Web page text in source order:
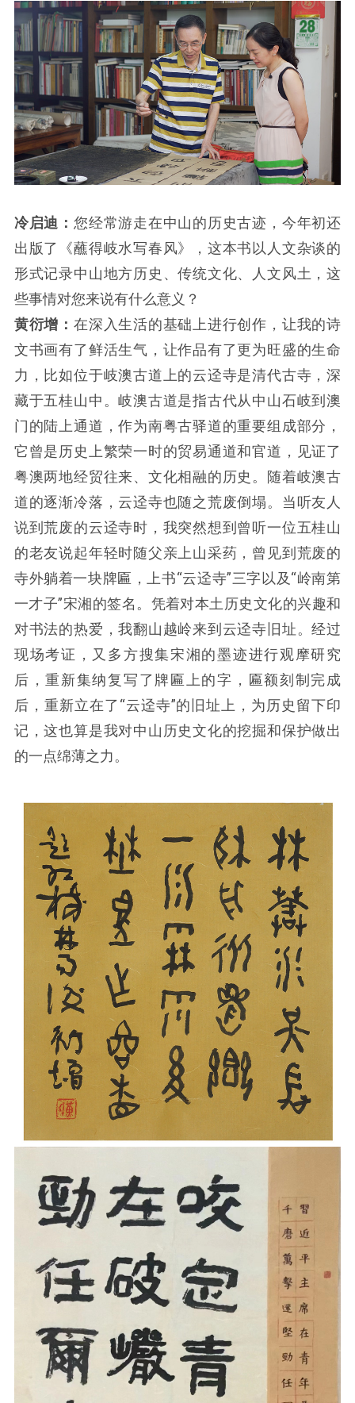
冷启迪： 您经常游走在中山的历史古迹，今年初还
出版了《蘸得岐水写春风》，这本书以人文杂谈的
形式记录中山地方历史、传统文化、人文风土，这
些事情对您来说有什么意义？
黄衍增： 在深入生活的基础上进行创作，让我的诗
文书画有了鲜活生气，让作品有了更为旺盛的生命
力，比如位于岐澳古道上的云迳寺是清代古寺，深
藏于五桂山中。岐澳古道是指古代从中山石岐到澳
门的陆上通道，作为南粤古驿道的重要组成部分，
它曾是历史上繁荣一时的贸易通道和官道，见证了
粤澳两地经贸往来、文化相融的历史。随着岐澳古
道的逐渐冷落，云迳寺也随之荒废倒塌。当听友人
说到荒废的云迳寺时，我突然想到曾听一位五桂山
的老友说起年轻时随父亲上山采药，曾见到荒废的
寺外躺着一块牌匾，上书“云迳寺”三字以及“岭南第
一才子”宋湘的签名。凭着对本土历史文化的兴趣和
对书法的热爱，我翻山越岭来到云迳寺旧址。经过
现场考证，又多方搜集宋湘的墨迹进行观摩研究
后，重新集纳复写了牌匾上的字，匾额刻制完成
后，重新立在了“云迳寺”的旧址上，为历史留下印
记，这也算是我对中山历史文化的挖掘和保护做出
的一点绵薄之力。